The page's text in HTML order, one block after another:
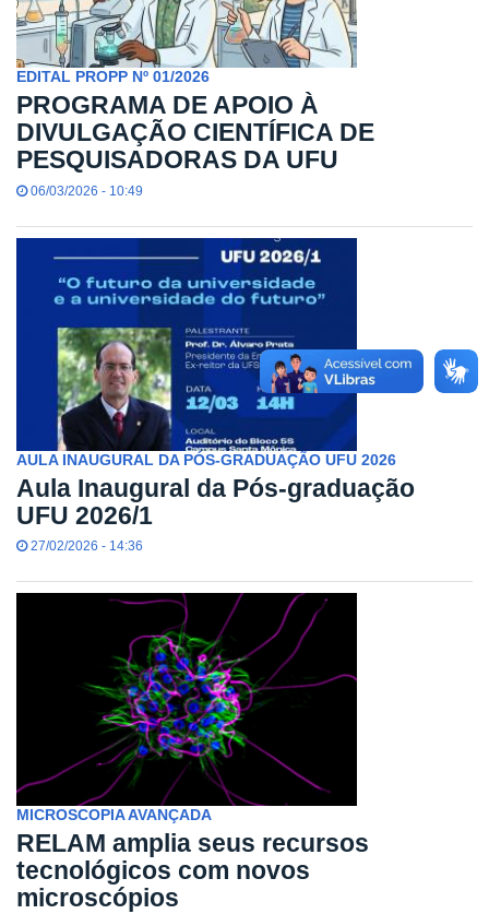
EDITAL PROPP Nº 01/2026
PROGRAMA DE APOIO À
DIVULGAÇÃO CIENTÍFICA DE
PESQUISADORAS DA UFU
06/03/2026 - 10:49
AULA INAUGURAL DA PÓS-GRADUAÇÃO UFU 2026
Aula Inaugural da Pós-graduação
UFU 2026/1
27/02/2026 - 14:36
MICROSCOPIA AVANÇADA
RELAM amplia seus recursos
tecnológicos com novos
microscópios